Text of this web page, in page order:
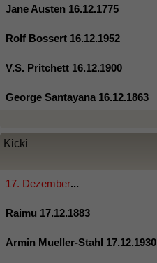
Jane Austen 16.12.1775
Rolf Bossert 16.12.1952
V.S. Pritchett 16.12.1900
George Santayana 16.12.1863
Kicki
17. Dezember...
Raimu 17.12.1883
Armin Mueller-Stahl 17.12.1930